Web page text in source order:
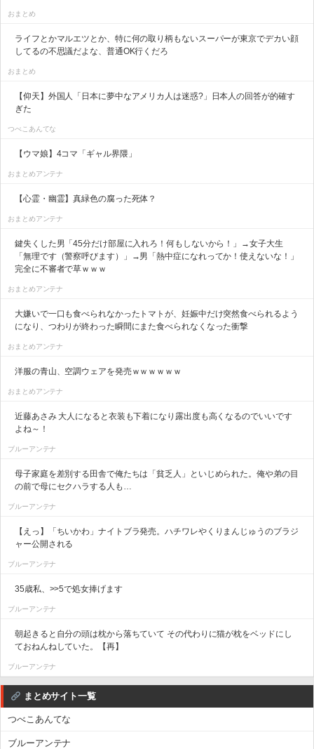
おまとめ
ライフとかマルエツとか、特に何の取り柄もないスーパーが東京でデカい顔
してるの不思議だよな、普通OK行くだろ
おまとめ
【仰天】外国人「日本に夢中なアメリカ人は迷惑?」日本人の回答が的確す
ぎた
つべこあんてな
【ウマ娘】4コマ「ギャル界隈」
おまとめアンテナ
【心霊・幽霊】真緑色の腐った死体？
おまとめアンテナ
鍵失くした男「45分だけ部屋に入れろ！何もしないから！」→女子大生
「無理です（警察呼びます）」→男「熱中症になれってか！使えないな！」
完全に不審者で草ｗｗｗ
おまとめアンテナ
大嫌いで一口も食べられなかったトマトが、妊娠中だけ突然食べられるよう
になり、つわりが終わった瞬間にまた食べられなくなった衝撃
おまとめアンテナ
洋服の青山、空調ウェアを発売ｗｗｗｗｗｗ
おまとめアンテナ
近藤あさみ 大人になると衣装も下着になり露出度も高くなるのでいいです
よね～！
ブルーアンテナ
母子家庭を差別する田舎で俺たちは「貧乏人」といじめられた。俺や弟の目
の前で母にセクハラする人も…
ブルーアンテナ
【えっ】「ちいかわ」ナイトブラ発売。ハチワレやくりまんじゅうのブラジ
ャー公開される
ブルーアンテナ
35歳私、>>5で処女捧げます
ブルーアンテナ
朝起きると自分の頭は枕から落ちていて その代わりに猫が枕をベッドにし
ておねんねしていた。【再】
ブルーアンテナ
まとめサイト一覧
つべこあんてな
ブルーアンテナ